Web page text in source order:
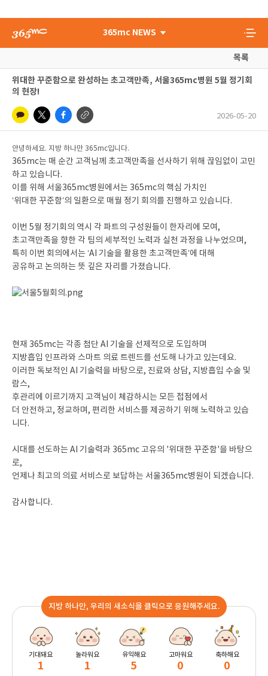
365mc NEWS
목록
위대한 꾸준함으로 완성하는 초고객만족, 서울365mc병원 5월 정기회
의 현장!
2026-05-20
안녕하세요. 지방 하나만 365mc입니다.
365mc는 매 순간 고객님께 초고객만족을 선사하기 위해 끊임없이 고민
하고 있습니다.
이를 위해 서울365mc병원에서는 365mc의 핵심 가치인
‘위대한 꾸준함’의 일환으로 매월 정기 회의를 진행하고 있습니다.
이번 5월 정기회의 역시 각 파트의 구성원들이 한자리에 모여,
초고객만족을 향한 각 팀의 세부적인 노력과 실천 과정을 나누었으며,
특히 이번 회의에서는 ‘AI 기술을 활용한 초고객만족’에 대해
공유하고 논의하는 뜻 깊은 자리를 가졌습니다.
현재 365mc는 각종 첨단 AI 기술을 선제적으로 도입하며
지방흡입 인프라와 스마트 의료 트렌드를 선도해 나가고 있는데요.
이러한 독보적인 AI 기술력을 바탕으로, 진료와 상담, 지방흡입 수술 및
람스,
후관리에 이르기까지 고객님이 체감하시는 모든 접점에서
더 안전하고, 정교하며, 편리한 서비스를 제공하기 위해 노력하고 있습
니다.
시대를 선도하는 AI 기술력과 365mc 고유의 '위대한 꾸준함'을 바탕으
로,
언제나 최고의 의료 서비스로 보답하는 서울365mc병원이 되겠습니다.
감사합니다.
지방 하나만, 우리의 새소식을 클릭으로 응원해주세요.
기대돼요
1
놀라워요
1
유익해요
5
고마워요
0
축하해요
0